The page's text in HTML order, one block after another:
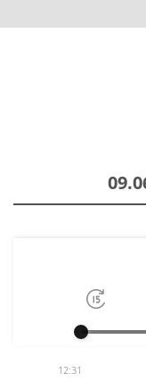
12:31